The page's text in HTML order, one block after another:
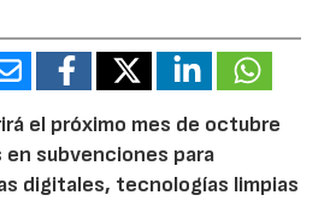
el próximo mes de octubre
subvenciones para
digitales, tecnologías limpias